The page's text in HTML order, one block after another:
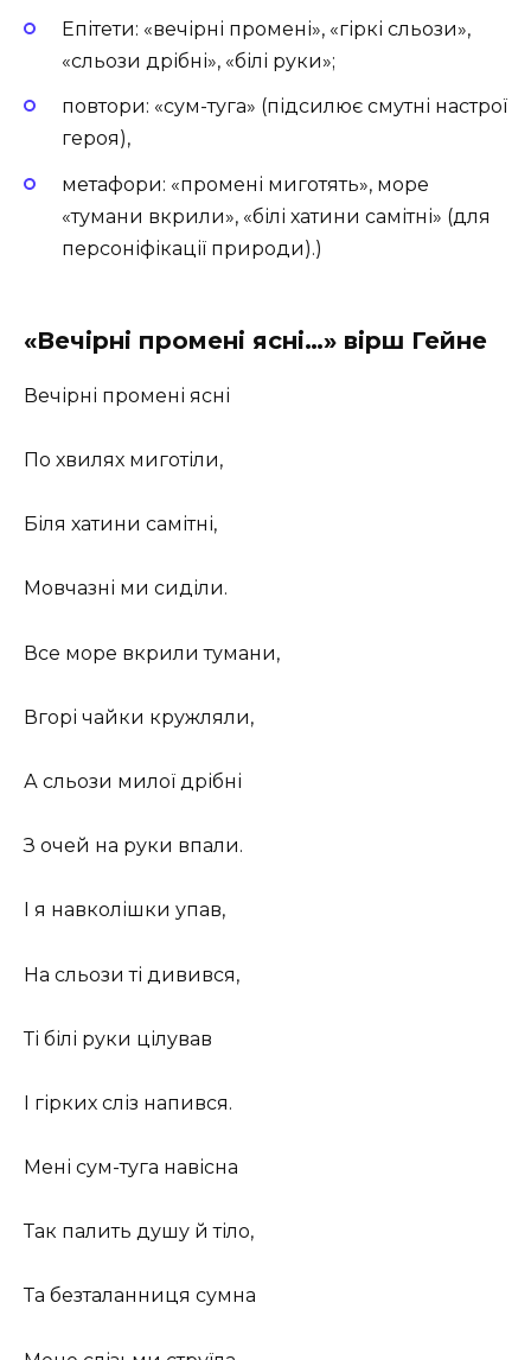
Епітети: «вечірні промені», «гіркі сльози»,
«сльози дрібні», «білі руки»;
повтори: «сум-туга» (підсилює смутні настрої
героя),
метафори: «промені миготять», море
«тумани вкрили», «білі хатини самітні» (для
персоніфікації природи).)
«Вечірні промені ясні…» вірш Гейне
Вечірні промені ясні
По хвилях миготіли,
Біля хатини самітні,
Мовчазні ми сиділи.
Все море вкрили тумани,
Вгорі чайки кружляли,
А сльози милої дрібні
З очей на руки впали.
І я навколішки упав,
На сльози ті дивився,
Ті білі руки цілував
І гірких сліз напився.
Мені сум-туга навісна
Так палить душу й тіло,
Та безталанниця сумна